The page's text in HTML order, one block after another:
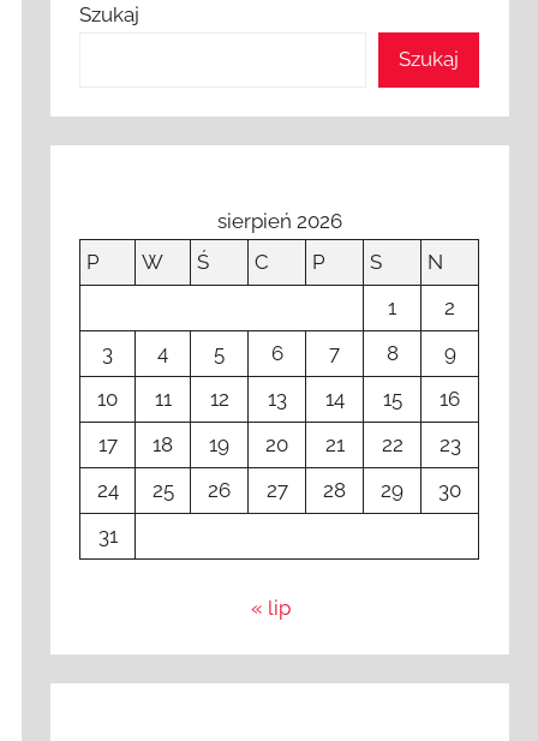
Szukaj
Szukaj
sierpień 2026
P
W Ś C P S
N
1
2
3
4 5 6 7 8
9
10
11 12 13 14 15
16
17
18 19 20 21 22
23
24
25 26 27 28 29
30
31
« lip